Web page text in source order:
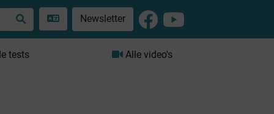
Newsletter
tests Alle video's